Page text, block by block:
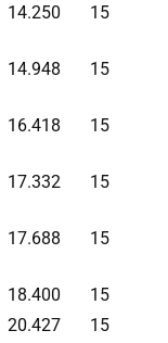
14.250 15
14.948 15
16.418 15
17.332 15
17.688 15
18.400
15
20.427
15